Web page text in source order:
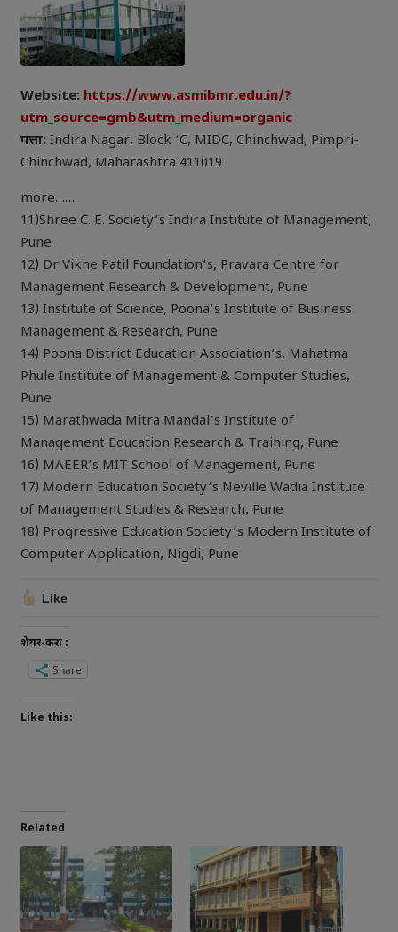
Website: https://www.asmibmr.edu.in/?
utm_source=gmb&utm_medium=organic
पत्ता: Indira Nagar, Block ‘C, MIDC, Chinchwad, Pimpri-
Chinchwad, Maharashtra 411019
more…….
11)Shree C. E. Society’s Indira Institute of Management,
Pune
12) Dr Vikhe Patil Foundation’s, Pravara Centre for
Management Research & Development, Pune
13) Institute of Science, Poona’s Institute of Business
Management & Research, Pune
14) Poona District Education Association’s, Mahatma
Phule Institute of Management & Computer Studies,
Pune
15) Marathwada Mitra Mandal’s Institute of
Management Education Research & Training, Pune
16) MAEER’s MIT School of Management, Pune
17) Modern Education Society’s Neville Wadia Institute
of Management Studies & Research, Pune
18) Progressive Education Society’s Modern Institute of
Computer Application, Nigdi, Pune
Like
शेयर-करा :
Share
Like this:
Related